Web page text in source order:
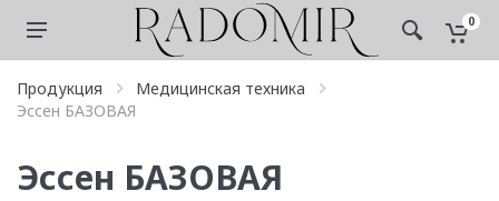
0
Продукция
Медицинская техника
Эссен БАЗОВАЯ
Эссен БАЗОВАЯ